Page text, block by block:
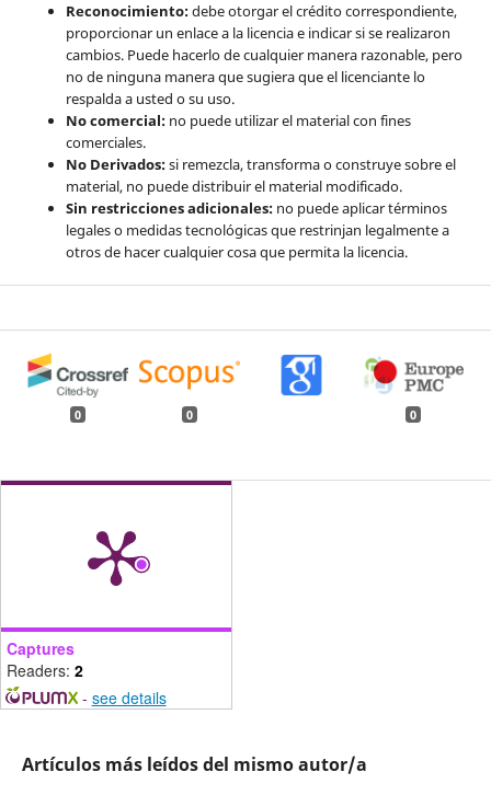
Reconocimiento:debe otorgar el crédito correspondiente,
proporcionar un enlace a la licencia e indicar si se realizaron
cambios. Puede hacerlo de cualquier manera razonable, pero
no de ninguna manera que sugiera que el licenciante lo
respalda a usted o su uso.
No comercial:no puede utilizar el material con fines
comerciales.
No Derivados:si remezcla, transforma o construye sobre el
material, no puede distribuir el material modificado.
Sin restricciones adicionales:no puede aplicar términos
legales o medidas tecnológicas que restrinjan legalmente a
otros de hacer cualquier cosa que permita la licencia.
0 0 0
Captures
Readers: 2
- see details
Artículos más leídos del mismo autor/a